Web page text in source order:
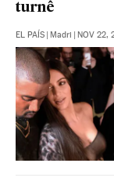
turnê
EL PAÍS | Madri | NOV 22,